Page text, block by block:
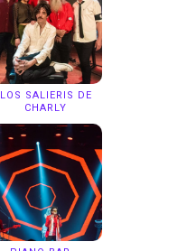
LOS SALIERIS DE
CHARLY